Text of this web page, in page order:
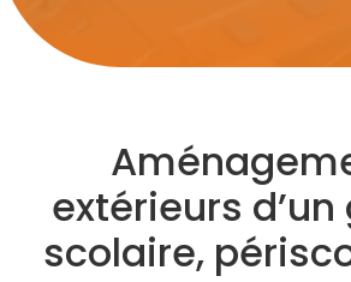
extérieurs
scolaire,